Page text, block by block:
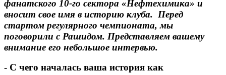
фанатского 10-го сектора «Нефтехимика» и
вносит свое имя в историю клуба. Перед
стартом регулярного чемпионата, мы
поговорили с Рашидом. Представляем вашему
внимание его небольшое интервью.
- С чего началась ваша история как